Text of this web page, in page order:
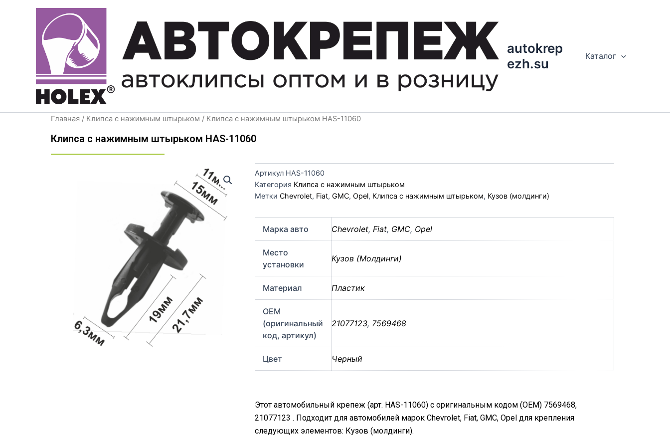
содержимому
autokrep
ezh.su
Каталог
Главная / Клипса с нажимным штырьком / Клипса с нажимным штырьком HAS-11060
Клипса с нажимным штырьком HAS-11060
Артикул HAS-11060
Категория Клипса с нажимным штырьком
Метки Chevrolet, Fiat, GMC, Opel, Клипса с нажимным штырьком, Кузов (молдинги)
Марка авто Chevrolet, Fiat, GMC, Opel
Место
установки
Кузов (Молдинги)
Материал Пластик
OEM
(оригинальный
код, артикул)
21077123, 7569468
Цвет Черный
Этот автомобильный крепеж (арт. HAS-11060) с оригинальным кодом (OEM) 7569468,
21077123 . Подходит для автомобилей марок Chevrolet, Fiat, GMC, Opel для крепления
следующих элементов: Кузов (молдинги).